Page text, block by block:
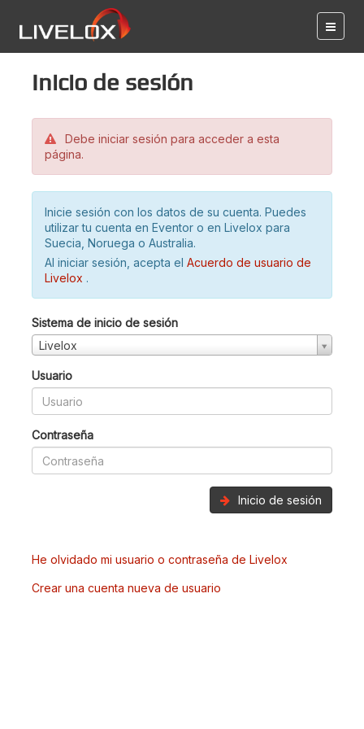
Inicio de sesión
Debe iniciar sesión para acceder a esta
página.
Inicie sesión con los datos de su cuenta. Puedes
utilizar tu cuenta en Eventor o en Livelox para
Suecia, Noruega o Australia.
Al iniciar sesión, acepta el Acuerdo de usuario de
Livelox .
Sistema de inicio de sesión
Livelox
Usuario
Contraseña
Inicio de sesión
He olvidado mi usuario o contraseña de Livelox
Crear una cuenta nueva de usuario